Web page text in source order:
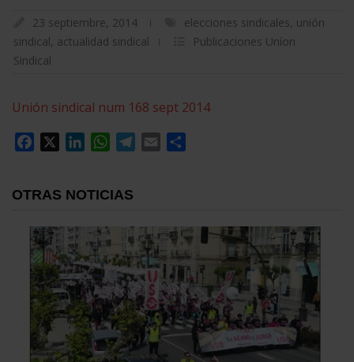
23 septiembre, 2014 elecciones sindicales, unión
sindical, actualidad sindical
Publicaciones Uníon
Sindical
Unión sindical num 168 sept 2014
Facebook
LinkedInWhatsApp
Telegram
Email
OTRAS NOTICIAS